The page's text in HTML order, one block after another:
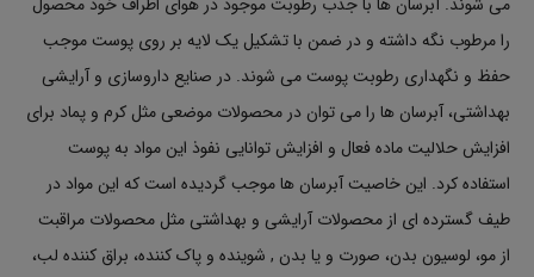
را مرطوب نگه داشته و در ضمن با تشکیل یک لایه بر روی پوست موجب
حفظ و نگهداری رطوبت پوست می شوند. در صنایع داروسازی و آرایشی
بهداشتی، آبرسان ها را می توان در محصولات موضعی مثل کرم و پماد برای
افزایش حلالیت ماده فعال و افزایش توانایی نفوذ این مواد به پوست
استفاده کرد. این خاصیت آبرسان ها موجب گردیده است که این مواد در
طیف گسترده ای از محصولات آرایشی و بهداشتی مثل محصولات مراقبت
از مو، لوسیون بدن، صورت و یا بدن , شوینده و پاک کننده، براق کننده لب،